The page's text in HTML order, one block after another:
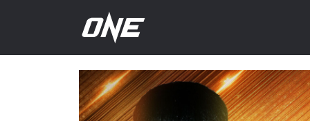
अगला
इवेंट